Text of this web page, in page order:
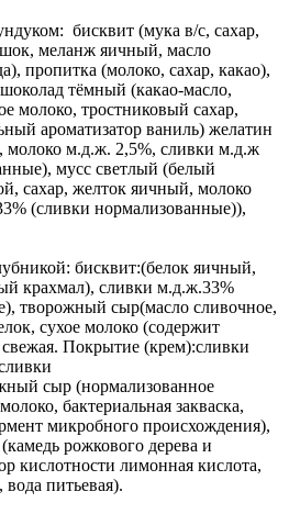
бисквит (мука в/с, сахар,
меланж яичный, масло
пропитка (молоко, сахар, какао),
тёмный (какао-масло,
молоко, тростниковый сахар,
ароматизатор ваниль) желатин
м.д.ж. 2,5%, сливки м.д.ж
мусс светлый (белый
сахар, желток яичный, молоко
(сливки нормализованные)),
бисквит:(белок яичный,
крахмал), сливки м.д.ж.33%
творожный сыр(масло сливочное,
сухое молоко (содержит
свежая. Покрытие (крем):сливки
сыр (нормализованное
бактериальная закваска,
микробного происхождения),
(камедь рожкового дерева и
кислотности лимонная кислота,
питьевая).